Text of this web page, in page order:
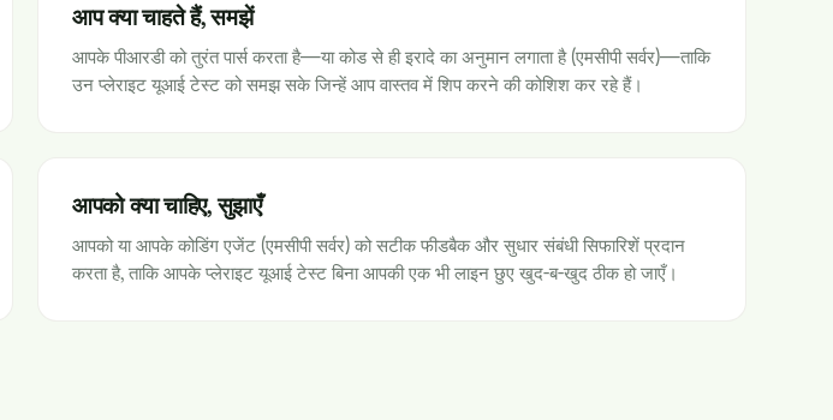
आप क्या चाहते हैं, समझें
आपके पीआरडी को तुरंत पार्स करता है—या कोड से ही इरादे का अनुमान लगाता है (एमसीपी सर्वर)—ताकि
उन प्लेराइट यूआई टेस्ट को समझ सके जिन्हें आप वास्तव में शिप करने की कोशिश कर रहे हैं।
आपको क्या चाहिए, सुझाएँ
आपको या आपके कोडिंग एजेंट (एमसीपी सर्वर) को सटीक फीडबैक और सुधार संबंधी सिफारिशें प्रदान
करता है, ताकि आपके प्लेराइट यूआई टेस्ट बिना आपकी एक भी लाइन छुए खुद-ब-खुद ठीक हो जाएँ।